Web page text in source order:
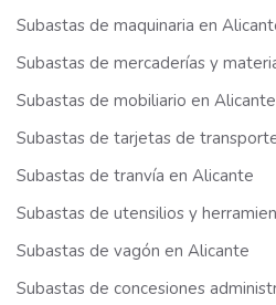
Subastas de maquinaria en
Subastas de mercaderías y
Subastas de mobiliario en Alicante
Subastas de tarjetas de
Subastas de tranvía en Alicante
Subastas de utensilios y
Subastas de vagón en Alicante
Subastas de concesiones